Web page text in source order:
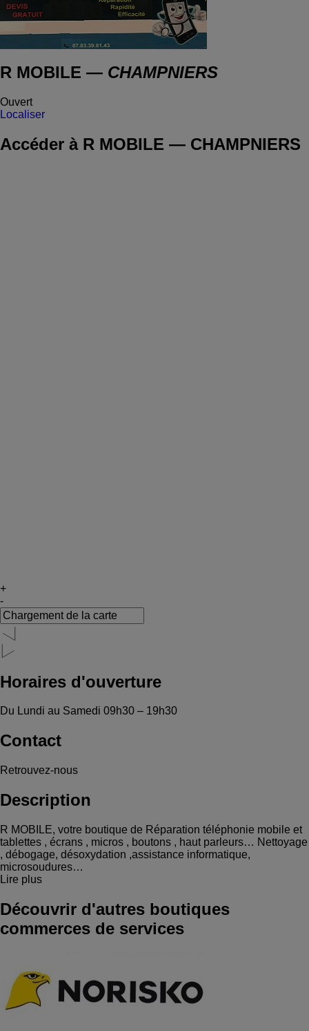
R MOBILE — CHAMPNIERS
Ouvert
Localiser
Accéder à R MOBILE — CHAMPNIERS
+
-
Horaires d'ouverture
Du Lundi au Samedi 09h30 – 19h30
Contact
Retrouvez-nous
Description
R MOBILE, votre boutique de Réparation téléphonie mobile et
tablettes , écrans , micros , boutons , haut parleurs… Nettoyage
, débogage, désoxydation ,assistance informatique,
microsoudures…
Lire plus
Découvrir d'autres boutiques
commerces de services